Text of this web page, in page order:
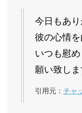
今日もあ
彼の心情を
いつも慰
願い致しま
引用元： チャ